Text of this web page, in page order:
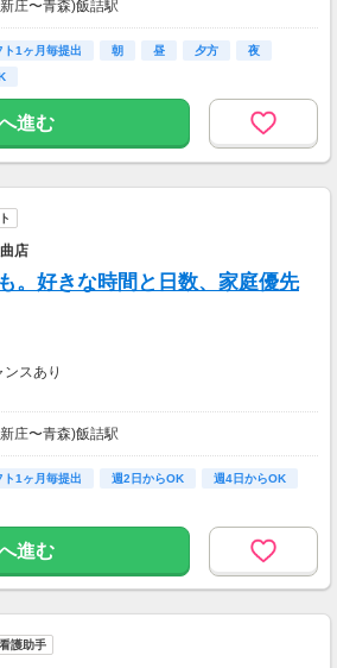
の転勤あり
変動なし
約6ヵ月）昇格後
員】
目フレッシュセラピスト
目チーフセラピスト
※業績による
支給
庄〜青森)飯詰駅
ト1ヶ月毎提出 朝 昼 夕方
夜
進む
店
。好きな時間と日数、家庭優先
スあり
算でお渡しします。
円
円支給
…指名料18,800円
庄〜青森)飯詰駅
ト1ヶ月毎提出 週2日からOK
週4日からOK
進む
護助手